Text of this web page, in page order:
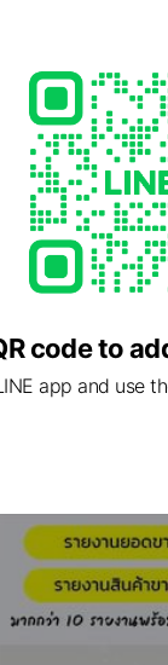
code to
app and use